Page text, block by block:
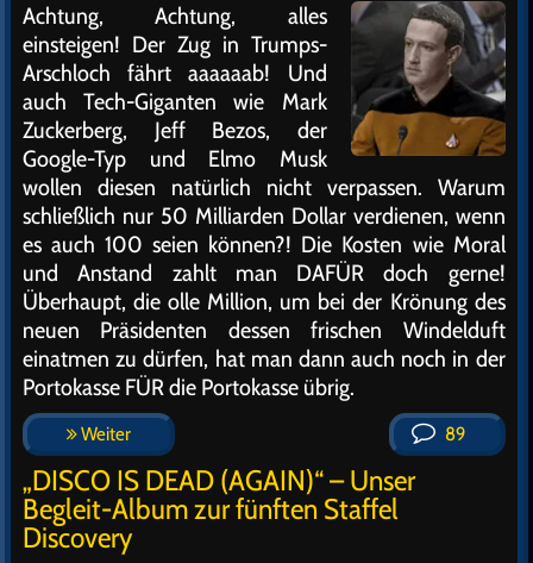
Achtung, Achtung, alles
einsteigen! Der Zug in Trumps-
Arschloch fährt aaaaaab! Und
auch Tech-Giganten wie Mark
Zuckerberg, Jeff Bezos, der
Google-Typ und Elmo Musk
wollen diesen natürlich nicht verpassen. Warum
schließlich nur 50 Milliarden Dollar verdienen, wenn
es auch 100 seien können?! Die Kosten wie Moral
und Anstand zahlt man DAFÜR doch gerne!
Überhaupt, die olle Million, um bei der Krönung des
neuen Präsidenten dessen frischen Windelduft
einatmen zu dürfen, hat man dann auch noch in der
Portokasse FÜR die Portokasse übrig.
Weiter 89
„DISCO IS DEAD (AGAIN)“ – Unser
Begleit-Album zur fünften Staffel
Discovery